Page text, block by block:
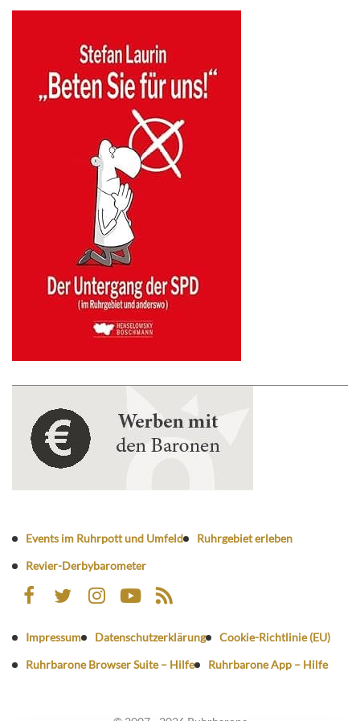
Events im Ruhrpott und Umfeld
Ruhrgebiet erleben
Revier-Derbybarometer
Impressum Datenschutzerklärung
Cookie-Richtlinie (EU)
Ruhrbarone Browser Suite – Hilfe
Ruhrbarone App – Hilfe